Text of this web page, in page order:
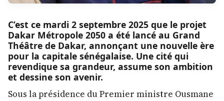
C’est ce mardi 2 septembre 2025 que le projet
Dakar Métropole 2050 a été lancé au Grand
Théâtre de Dakar, annonçant une nouvelle ère
pour la capitale sénégalaise. Une cité qui
revendique sa grandeur, assume son ambition
et dessine son avenir.
Sous la présidence du Premier ministre Ousmane